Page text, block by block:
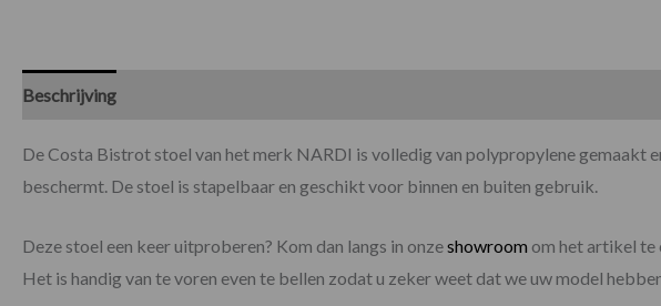
Beschrijving
De Costa Bistrot stoel van het merk NARDI is volledig van polypropylene gemaakt
beschermt. De stoel is stapelbaar en geschikt voor binnen en buiten gebruik.
Deze stoel een keer uitproberen? Kom dan langs in onzeshowroom om het artikel te
Het is handig van te voren even te bellen zodat u zeker weet dat we uw model